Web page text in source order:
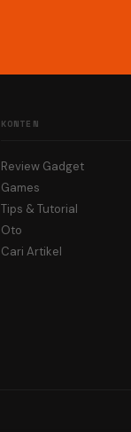
KONTEN
Review Gadget
Games
Tips & Tutorial
Oto
Cari Artikel